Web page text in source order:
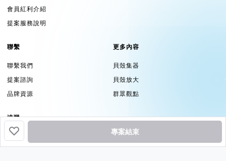
專案結束
會員紅利介紹
提案服務說明
聯繫
聯繫我們
提案諮詢
品牌資源
更多內容
貝殼集器
貝殼放大
群眾觀點
追蹤